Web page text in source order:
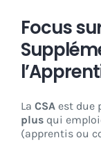
Focus
La CSA est due
plus qui
(apprentis ou